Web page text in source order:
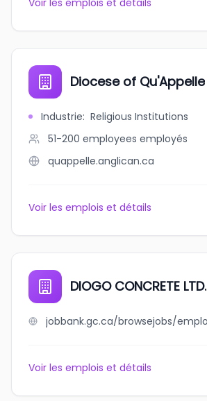
Voir les emplois et détails
Diocese of Qu'Appelle
Industrie: Religious Institutions
51-200 employees employés
quappelle.anglican.ca
Voir les emplois et détails
DIOGO CONCRETE LTD.
Voir les emplois et détails